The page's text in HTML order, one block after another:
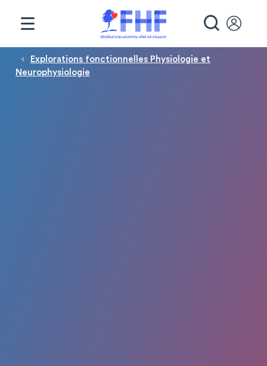
Fil d'Ariane
Explorations fonctionnelles Physiologie et
Neurophysiologie
Panneau de gestion des cookies